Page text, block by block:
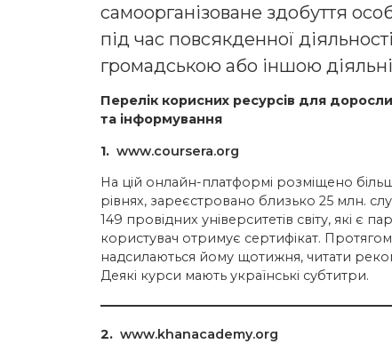
самоорганізоване здобуття
під час повсякденної
громадською або іншою
Перелік корисних ресурсів для
та інформування
1. www.coursera.org
На цій онлайн-платформі розміщено
рівнях, зареєстровано близько 25 млн.
149 провідних університетів світу, які є
користувач отримує сертифікат.
надсилаються йому щотижня, читати
Деякі курси мають українські субтитри.
2. www.khanacademy.org